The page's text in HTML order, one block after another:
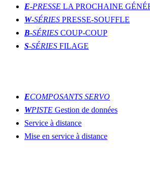
E-PRESSE LA PROCHAINE
W-SÉRIES PRESSE-SOUFFLE
B-SÉRIES COUP-COUP
S-SÉRIES FILAGE
ECOMPOSANTS SERVO
WPISTE Gestion de données
Service à distance
Mise en service à distance